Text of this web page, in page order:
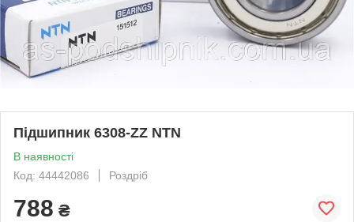
Підшипник 6308-ZZ NTN
В наявності
Код: 44442086
Роздріб
788 ₴